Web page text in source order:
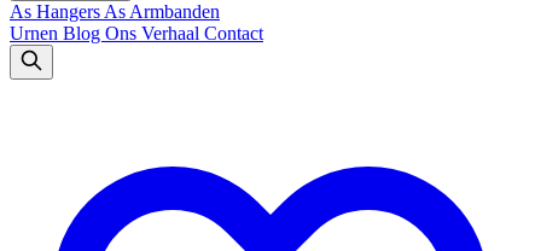
As Hangers As Armbanden
Urnen Blog Ons Verhaal Contact